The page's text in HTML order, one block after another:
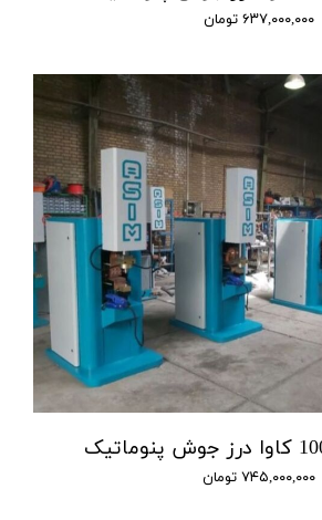
۶۳۷,۰۰۰,۰۰۰ تومان
۷۴۵,۰۰۰,۰۰۰ تومان